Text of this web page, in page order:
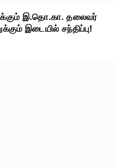
இ.தொ.கா. தலைவர்
இடையில் சந்திப்பு!